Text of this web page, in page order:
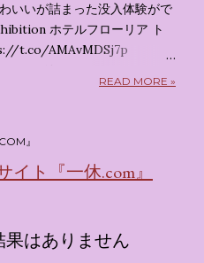
いいが詰まった没入体験がで
ホテルフローリア ト
t.co/AMAvMDSj7p
— オリコンニュース
フローリア トーキョー
・新宿でスタートする サン
入型展示イベント の名称で
グジュアリーホテルにチェッ
むような、特別な空間が演出
READ MORE »
』
ト『一休.com』
はありません